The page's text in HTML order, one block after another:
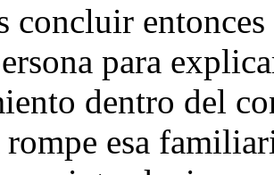
concluir
para
dentro del
esa